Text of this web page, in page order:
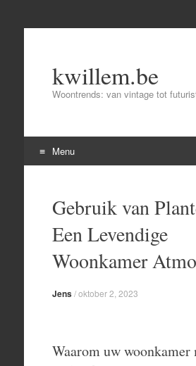
kwillem.be
Woontrends: van vintage tot
Menu
contentGebruik van
Een Levendige
Woonkamer
Jens/oktober 2, 2023
Waarom uw woonkamer